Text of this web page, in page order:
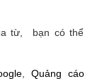
từ, bạn có thể
, Quảng cáo